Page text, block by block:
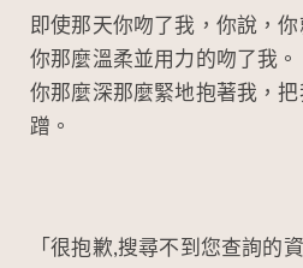
即使那天你吻了我，你說，你
你那麼溫柔並用力的吻了我。
你那麼深那麼緊地抱著我，
蹭。
「很抱歉,搜尋不到您查詢的